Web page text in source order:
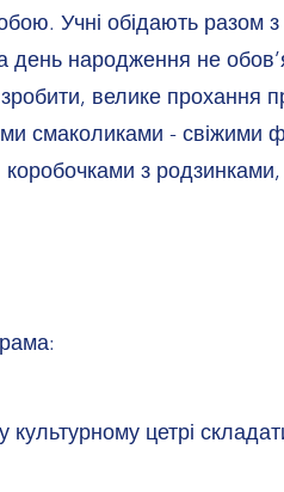
Учні обідають разом
день народження не
велике прохання
смаколиками - свіжими
з
культурному цетрі